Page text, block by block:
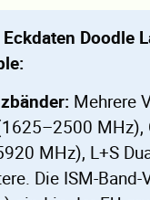
Eckdaten Doodle
Mehrere
MHz),
MHz), L+S
Die ISM-Band-